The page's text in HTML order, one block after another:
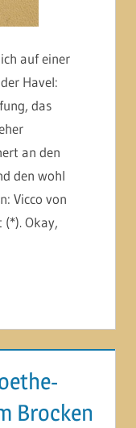
auf einer
Havel:
das
an den
den wohl
Vicco von
Okay,
Brocken